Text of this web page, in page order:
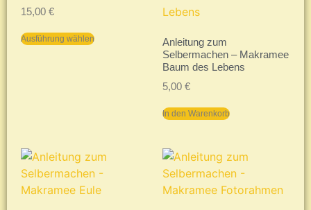
15,00 €
Ausführung wählen
Anleitung zum
Selbermachen – Makramee
Baum des Lebens
5,00 €
In den Warenkorb